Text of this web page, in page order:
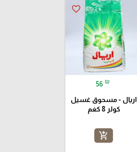
favorite_border
56 ₪
اريال - مسحوق غسيل
كولر 8 كغم
add_shopping_cart